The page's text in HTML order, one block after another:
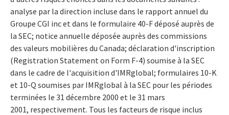
analyse par la direction incluse dans le rapport annuel du
Groupe CGI inc et dans le formulaire 40-F déposé auprès de
la SEC; notice annuelle déposée auprès des commissions
des valeurs mobilières du Canada; déclaration d'inscription
(Registration Statement on Form F-4) soumise à la SEC
dans le cadre de l'acquisition d'IMRglobal; formulaires 10-K
et 10-Q soumises par IMRglobal à la SEC pour les périodes
terminées le 31 décembre 2000 et le 31 mars
2001, respectivement. Tous les facteurs de risque inclus